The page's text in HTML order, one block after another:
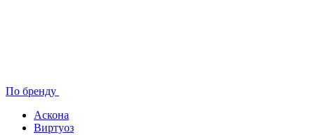
По бренду
Аскона
Виртуоз